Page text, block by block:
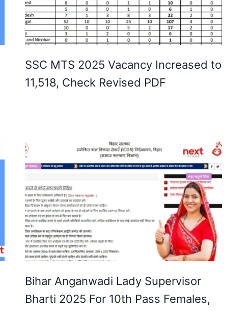
SSC MTS 2025 Vacancy Increased to
11,518, Check Revised PDF
Bihar Anganwadi Lady Supervisor
Bharti 2025 For 10th Pass Females,